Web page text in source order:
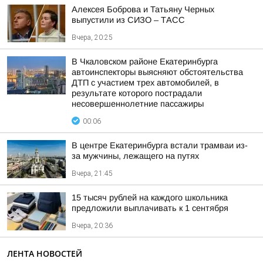
Алексея Боброва и Татьяну Черных
выпустили из СИЗО – ТАСС
Вчера, 20:25
В Чкаловском районе Екатеринбурга
автоинспекторы выясняют обстоятельства
ДТП с участием трех автомобилей, в
результате которого пострадали
несовершеннолетние пассажиры
00:06
В центре Екатеринбурга встали трамваи из-
за мужчины, лежащего на путях
Вчера, 21:45
15 тысяч рублей на каждого школьника
предложили выплачивать к 1 сентября
Вчера, 20:36
ЛЕНТА НОВОСТЕЙ